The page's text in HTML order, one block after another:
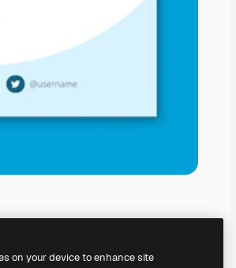
on your device to enhance site